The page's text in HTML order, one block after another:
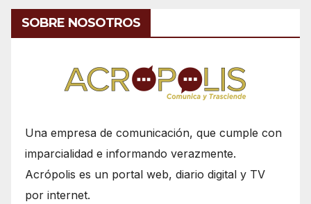
SOBRE NOSOTROS
Una empresa de comunicación, que cumple con
imparcialidad e informando verazmente.
Acrópolis es un portal web, diario digital y TV
por internet.